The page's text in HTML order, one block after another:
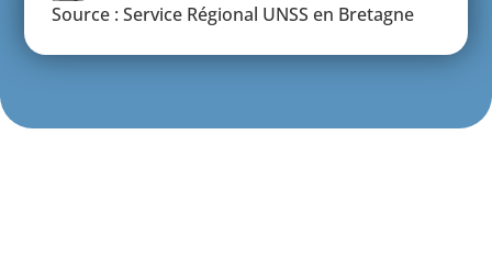
Source : Service Régional UNSS en Bretagne